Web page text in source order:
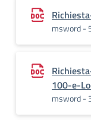
msword -
100-e-
msword -